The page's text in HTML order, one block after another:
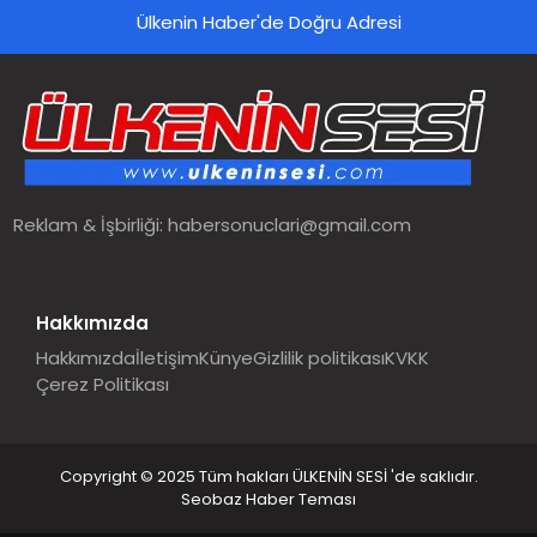
SPOR
TEKNOLOJI
MALATYA HABERLERI
Ülkenin Haber'de Doğru Adresi
Reklam & İşbirliği:habersonuclari@gmail.com
Hakkımızda
HakkımızdaİletişimKünyeGizlilik politikasıKVKK
Çerez Politikası
Copyright © 2025 Tüm hakları ÜLKENİN SESİ 'de saklıdır.
Seobaz Haber Teması